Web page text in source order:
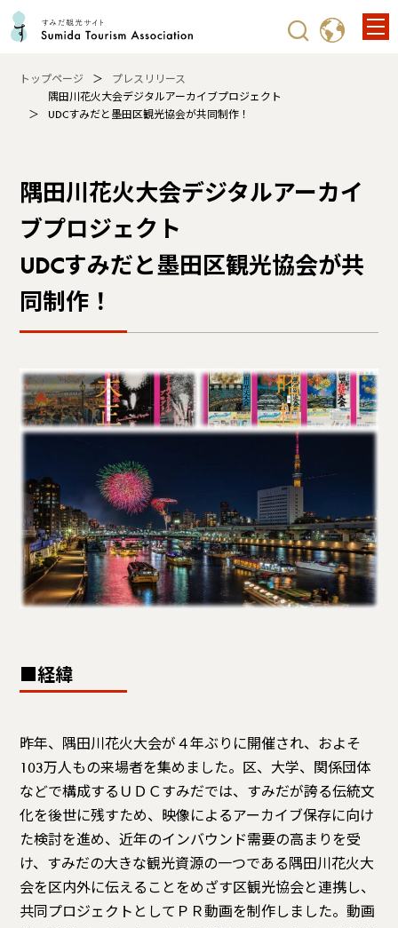
トップページ
プレスリリース
隅田川花火大会デジタルアーカイブプロジェクト
UDCすみだと墨田区観光協会が共同制作！
隅田川花火大会デジタルアーカイ
ブプロジェクト
UDCすみだと墨田区観光協会が共
同制作！
■経緯
昨年、隅田川花火大会が４年ぶりに開催され、およそ
103万人もの来場者を集めました。区、大学、関係団体
などで構成するＵＤＣすみだでは、すみだが誇る伝統文
化を後世に残すため、映像によるアーカイブ保存に向け
た検討を進め、近年のインバウンド需要の高まりを受
け、すみだの大きな観光資源の一つである隅田川花火大
会を区内外に伝えることをめざす区観光協会と連携し、
共同プロジェクトとしてＰＲ動画を制作しました。動画